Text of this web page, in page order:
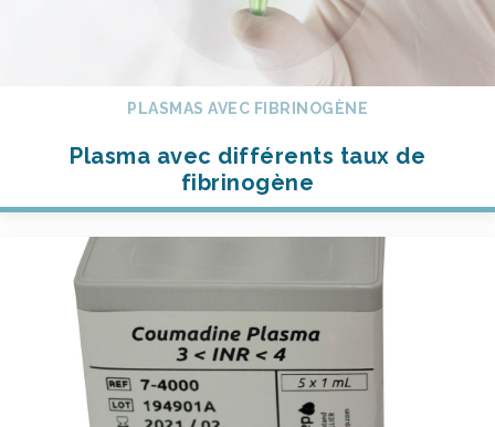
PLASMAS AVEC FIBRINOGÈNE
Plasma avec différents taux de
fibrinogène